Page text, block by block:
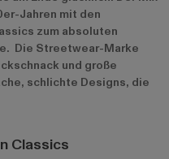
Jahren mit den
zum absoluten
Die Streetwear-Marke
und große
schlichte Designs, die
Classics